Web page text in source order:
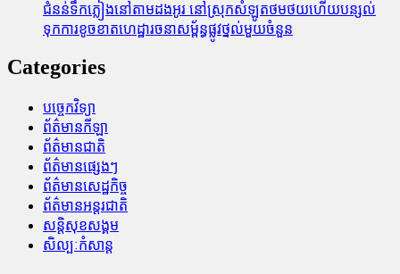
ជំនន់​ទឹកភ្លៀង​នៅ​តាម​ដងអូរ​ នៅ​ស្រុក​សំឡូត​ថមថយ​ហើយ​បន្សល់​
ទុក​ការ​ខូចខាត​ហេដ្ឋារចនាសម្ព័ន្ធ​ផ្លូវថ្នល់​មួយ​ចំនួន
Categories
បច្ចេកវិទ្យា
ព័ត៌មានកីឡា
ព័ត៌មានជាតិ
ព័ត៌មានផ្សេងៗ
ព័ត៌មានសេដ្ឋកិច្ច
ព័ត៌មានអន្តរជាតិ
សន្តិសុខសង្គម
សិល្បៈកំសាន្ត